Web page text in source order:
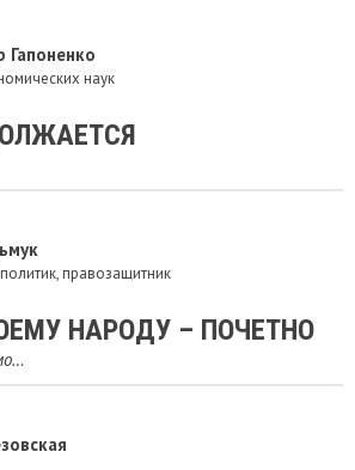
Гапоненко
наук
правозащитник
НАРОДУ – ПОЧЕТНО